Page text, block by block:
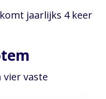
jaarlijks 4 keer
vaste